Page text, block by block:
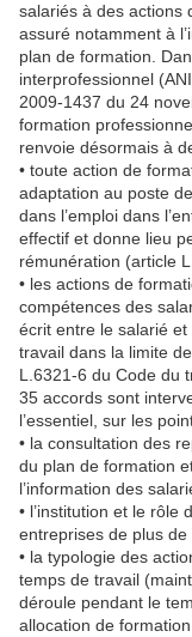
salariés à des actions
assuré notamment à
plan de formation.
interprofessionnel
2009-1437 du 24
formation
renvoie désormais à
• toute action de
adaptation au poste
dans l’emploi dans
effectif et donne lieu
rémunération (article
• les actions de
compétences des
écrit entre le salarié et
travail dans la limite
L.6321-6 du Code du
35 accords sont
l’essentiel, sur les
• la consultation des
du plan de formation
l’information des
• l’institution et le rôle
entreprises de plus de
• la typologie des
temps de travail
déroule pendant le
allocation de